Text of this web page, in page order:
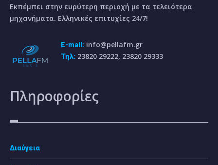
Εκπέμπει στην ευρύτερη περιοχή με τα τελειότερα
μηχανήματα. Ελληνικές επιτυχίες 24/7!
E-mail: info@pellafm.gr
Τηλ: 23820 29222, 23820 29333
Πληροφορίες
Διαύγεια